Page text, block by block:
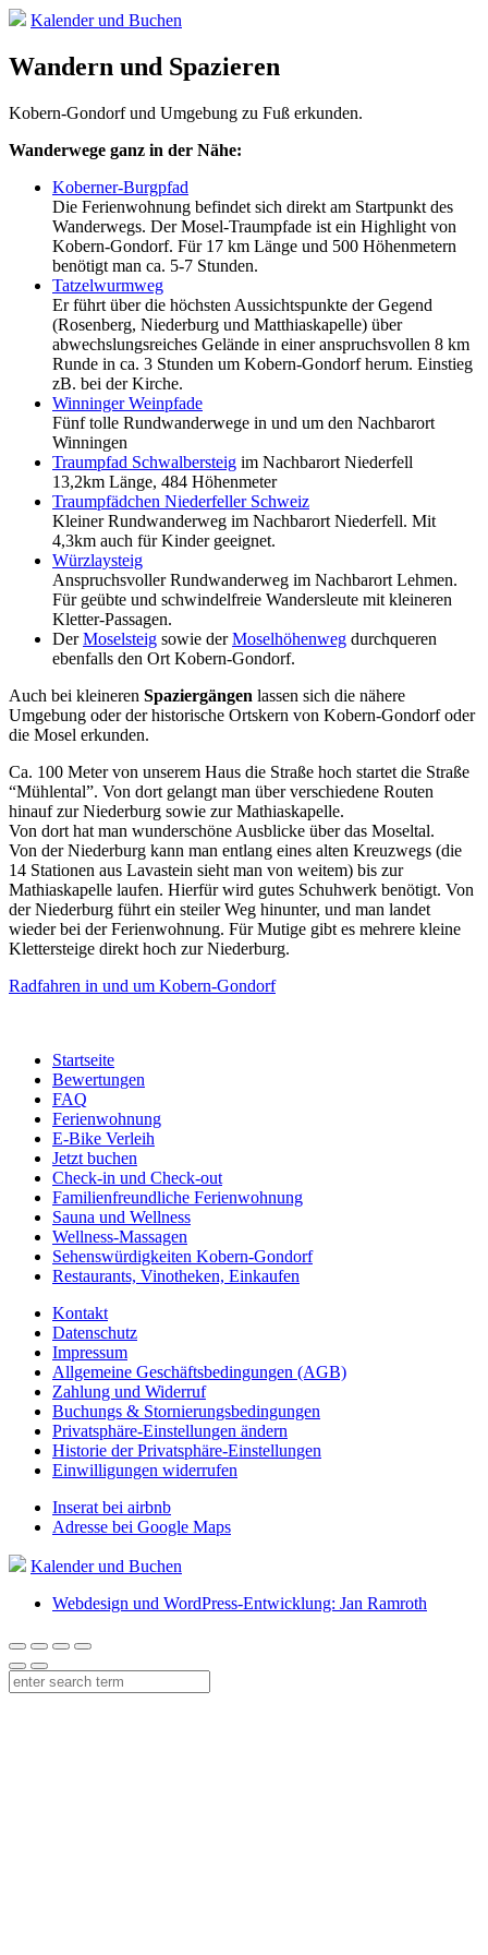
Kalender und Buchen
Wandern und Spazieren
Kobern-Gondorf und Umgebung zu Fuß erkunden.
Wanderwege ganz in der Nähe:
Koberner-Burgpfad
Die Ferienwohnung befindet sich direkt am Startpunkt des
Wanderwegs. Der Mosel-Traumpfade ist ein Highlight von
Kobern-Gondorf. Für 17 km Länge und 500 Höhenmetern
benötigt man ca. 5-7 Stunden.
Tatzelwurmweg
Er führt über die höchsten Aussichtspunkte der Gegend
(Rosenberg, Niederburg und Matthiaskapelle) über
abwechslungsreiches Gelände in einer anspruchsvollen 8 km
Runde in ca. 3 Stunden um Kobern-Gondorf herum. Einstieg
zB. bei der Kirche.
Winninger Weinpfade
Fünf tolle Rundwanderwege in und um den Nachbarort
Winningen
Traumpfad Schwalbersteig im Nachbarort Niederfell
13,2km Länge, 484 Höhenmeter
Traumpfädchen Niederfeller Schweiz
Kleiner Rundwanderweg im Nachbarort Niederfell. Mit
4,3km auch für Kinder geeignet.
Würzlaysteig
Anspruchsvoller Rundwanderweg im Nachbarort Lehmen.
Für geübte und schwindelfreie Wandersleute mit kleineren
Kletter-Passagen.
DerMoselsteig sowie derMoselhöhenweg durchqueren
ebenfalls den Ort Kobern-Gondorf.
Auch bei kleineren Spaziergängen lassen sich die nähere
Umgebung oder der historische Ortskern von Kobern-Gondorf oder
die Mosel erkunden.
Ca. 100 Meter von unserem Haus die Straße hoch startet die Straße
“Mühlental”. Von dort gelangt man über verschiedene Routen
hinauf zur Niederburg sowie zur Mathiaskapelle.
Von dort hat man wunderschöne Ausblicke über das Moseltal.
Von der Niederburg kann man entlang eines alten Kreuzwegs (die
14 Stationen aus Lavastein sieht man von weitem) bis zur
Mathiaskapelle laufen. Hierfür wird gutes Schuhwerk benötigt. Von
der Niederburg führt ein steiler Weg hinunter, und man landet
wieder bei der Ferienwohnung. Für Mutige gibt es mehrere kleine
Klettersteige direkt hoch zur Niederburg.
Radfahren in und um Kobern-Gondorf
Startseite
Bewertungen
FAQ
Ferienwohnung
E-Bike Verleih
Jetzt buchen
Check-in und Check-out
Familienfreundliche Ferienwohnung
Sauna und Wellness
Wellness-Massagen
Sehenswürdigkeiten Kobern-Gondorf
Restaurants, Vinotheken, Einkaufen
Kontakt
Datenschutz
Impressum
Allgemeine Geschäftsbedingungen (AGB)
Zahlung und Widerruf
Buchungs & Stornierungsbedingungen
Privatsphäre-Einstellungen ändern
Historie der Privatsphäre-Einstellungen
Einwilligungen widerrufen
Inserat bei airbnb
Adresse bei Google Maps
Kalender und Buchen
Webdesign und WordPress-Entwicklung: Jan Ramroth